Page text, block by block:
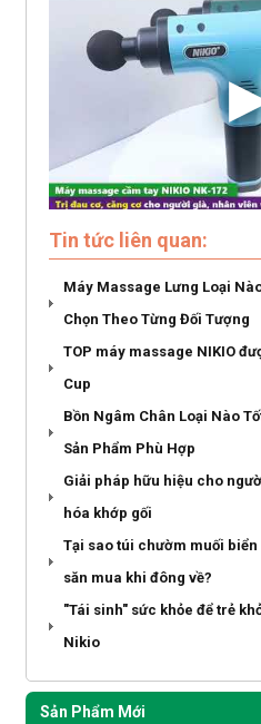
Tin tức liên quan:
Máy Massage Lưng Loại
Chọn Theo Từng Đối Tượng
TOP máy massage NIKIO
Cup
Bồn Ngâm Chân Loại Nào
Sản Phẩm Phù Hợp
Giải pháp hữu hiệu cho
hóa khớp gối
Tại sao túi chườm muối
săn mua khi đông về?
"Tái sinh" sức khỏe để trẻ
Nikio
Sản Phẩm Mới